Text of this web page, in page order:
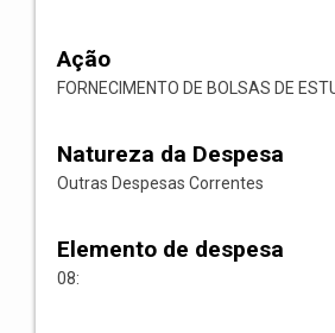
Ação
FORNECIMENTO DE BOLSAS DE
Natureza da Despesa
Outras Despesas Correntes
Elemento de despesa
08: